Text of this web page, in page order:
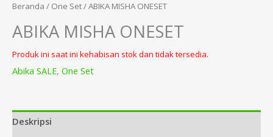
Beranda / One Set/ ABIKA MISHA ONESET
ABIKA MISHA ONESET
Produk ini saat ini kehabisan stok dan tidak tersedia.
Abika SALE, One Set
Deskripsi